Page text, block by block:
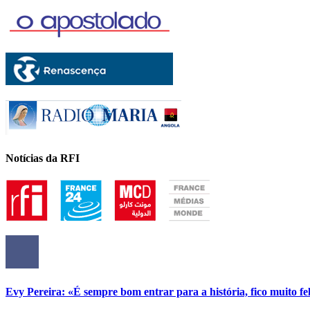
Notícias da RFI
Evy Pereira: «É sempre bom entrar para a história, fico muito